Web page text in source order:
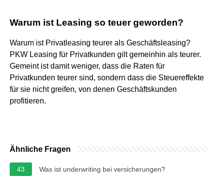
Warum ist Leasing so teuer geworden?
Warum ist Privatleasing teurer als Geschäftsleasing?
PKW Leasing für Privatkunden gilt gemeinhin als teurer.
Gemeint ist damit weniger, dass die Raten für
Privatkunden teurer sind, sondern dass die Steuereffekte
für sie nicht greifen, von denen Geschäftskunden
profitieren.
Ähnliche Fragen
43 Was ist underwriting bei versicherungen?